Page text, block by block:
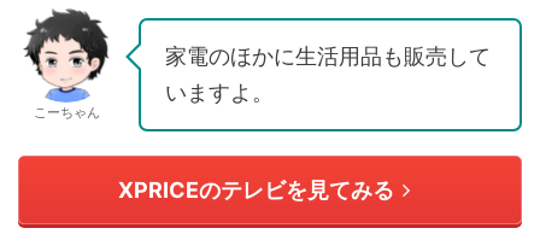
こーちゃん
家電のほかに生活用品も販売して
いますよ。
XPRICEのテレビを見てみる